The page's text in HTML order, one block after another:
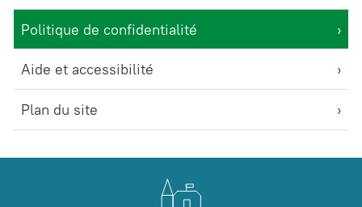
Politique de confidentialité
Aide et accessibilité
Plan du site